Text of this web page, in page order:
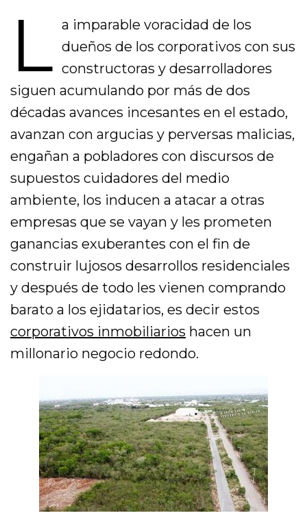
L a imparable voracidad de los
dueños de los corporativos con sus
constructoras y desarrolladores
siguen acumulando por más de dos
décadas avances incesantes en el estado,
avanzan con argucias y perversas malicias,
engañan a pobladores con discursos de
supuestos cuidadores del medio
ambiente, los inducen a atacar a otras
empresas que se vayan y les prometen
ganancias exuberantes con el fin de
construir lujosos desarrollos residenciales
y después de todo les vienen comprando
barato a los ejidatarios, es decir estos
corporativos inmobiliarios hacen un
millonario negocio redondo.